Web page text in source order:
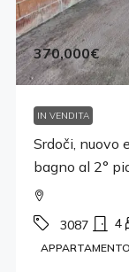
370,000€
IN VENDITA
Srdoči, nuovo
bagno al 2°
3087 4